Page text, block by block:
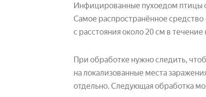
Инфицированные пухоедом птицы
Самое распространённое
с расстояния около 20 см в
При обработке нужно следить,
на локализованные места
отдельно. Следующая обработка